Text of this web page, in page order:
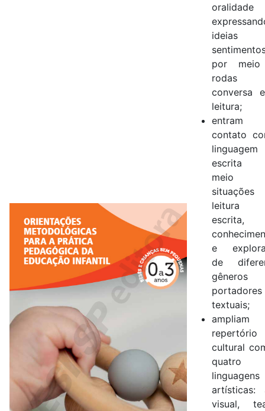
oralidade
por
rodas
conversa
leitura;
entram
contato
linguagem
escrita
meio
escrita,
e
de
portadores
textuais;
repertório
cultural
quatro
linguagens
artísticas:
visual,